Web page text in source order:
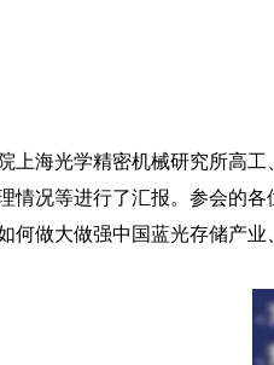
上海光学精密机械研究所高
情况等进行了汇报。参会的
何做大做强中国蓝光存储产业